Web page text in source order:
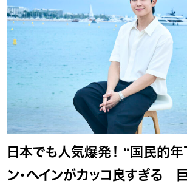
日本でも人気爆発！ “国民的
ン・ヘインがカッコ良すぎる